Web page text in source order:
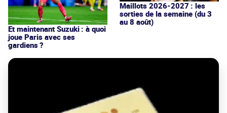
Et maintenant Suzuki : à quoi
joue Paris avec ses
gardiens ?
Maillots 2026-2027 : les
sorties de la semaine (du 3
au 8 août)